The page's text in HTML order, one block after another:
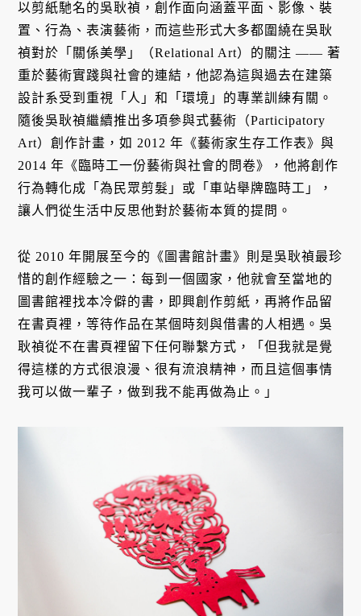
以剪紙馳名的吳耿禎，創作面向涵蓋平面、影像、裝
置、行為、表演藝術，而這些形式大多都圍繞在吳耿
禎對於「關係美學」（Relational Art）的關注 —— 著
重於藝術實踐與社會的連結，他認為這與過去在建築
設計系受到重視「人」和「環境」的專業訓練有關。
隨後吳耿禎繼續推出多項參與式藝術（Participatory
Art）創作計畫，如 2012 年《藝術家生存工作表》與
2014 年《臨時工一份藝術與社會的問卷》，他將創作
行為轉化成「為民眾剪髮」或「車站舉牌臨時工」，
讓人們從生活中反思他對於藝術本質的提問。
從 2010 年開展至今的《圖書館計畫》則是吳耿禎最珍
惜的創作經驗之一：每到一個國家，他就會至當地的
圖書館裡找本冷僻的書，即興創作剪紙，再將作品留
在書頁裡，等待作品在某個時刻與借書的人相遇。吳
耿禎從不在書頁裡留下任何聯繫方式，「但我就是覺
得這樣的方式很浪漫、很有流浪精神，而且這個事情
我可以做一輩子，做到我不能再做為止。」